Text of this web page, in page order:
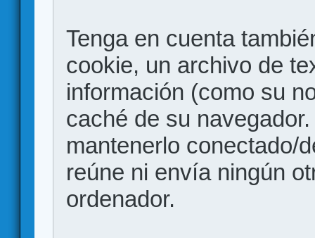
Tenga en cuenta
cookie, un archivo de
información (como su
caché de su
mantenerlo conectado/
reúne ni envía ningún
ordenador.